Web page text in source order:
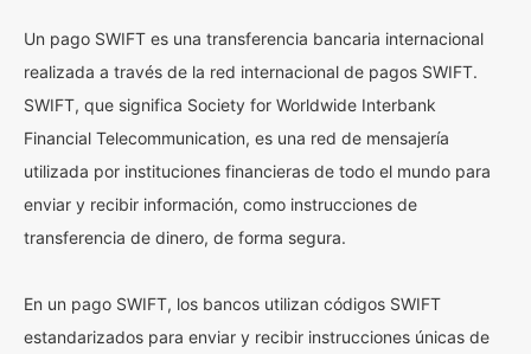
Un pago SWIFT es una transferencia bancaria internacional
realizada a través de la red internacional de pagos SWIFT.
SWIFT, que significa Society for Worldwide Interbank
Financial Telecommunication, es una red de mensajería
utilizada por instituciones financieras de todo el mundo para
enviar y recibir información, como instrucciones de
transferencia de dinero, de forma segura.
En un pago SWIFT, los bancos utilizan códigos SWIFT
estandarizados para enviar y recibir instrucciones únicas de